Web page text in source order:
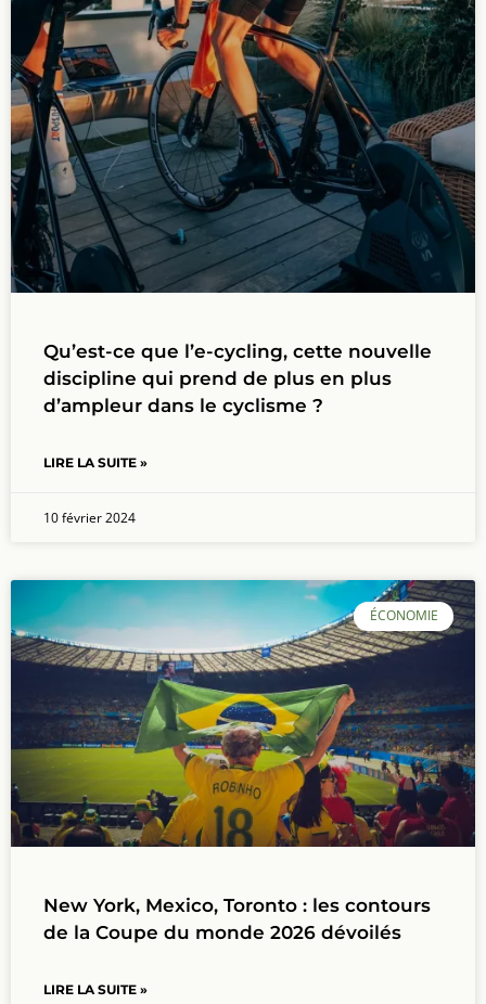
Qu’est-ce que l’e-cycling, cette nouvelle
discipline qui prend de plus en plus
d’ampleur dans le cyclisme ?
LIRE LA SUITE »
10 février 2024
ÉCONOMIE
New York, Mexico, Toronto : les contours
de la Coupe du monde 2026 dévoilés
LIRE LA SUITE »